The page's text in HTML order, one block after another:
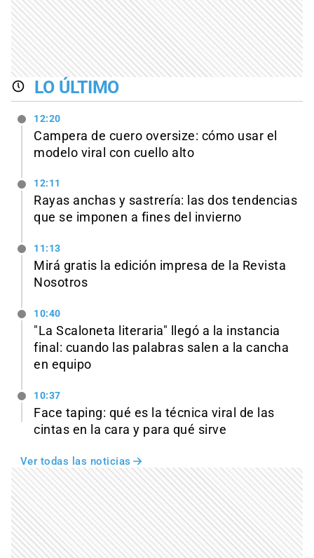
LO ÚLTIMO
12:20
Campera de cuero oversize: cómo usar el
modelo viral con cuello alto
12:11
Rayas anchas y sastrería: las dos tendencias
que se imponen a fines del invierno
11:13
Mirá gratis la edición impresa de la Revista
Nosotros
10:40
"La Scaloneta literaria" llegó a la instancia
final: cuando las palabras salen a la cancha
en equipo
10:37
Face taping: qué es la técnica viral de las
cintas en la cara y para qué sirve
Ver todas las noticias